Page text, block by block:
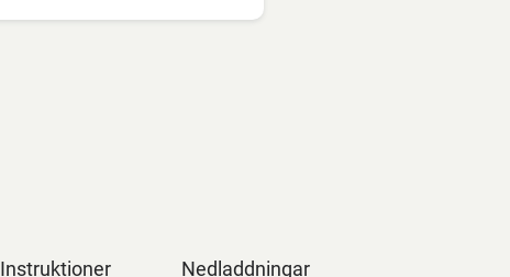
Instruktioner Nedladdningar